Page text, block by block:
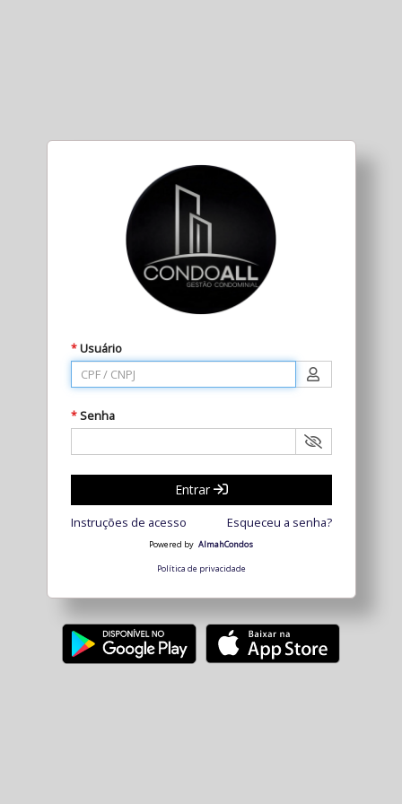
* Usuário
* Senha
Entrar
Instruções de acesso Esqueceu a senha?
Powered by AlmahCondos
Política de privacidade